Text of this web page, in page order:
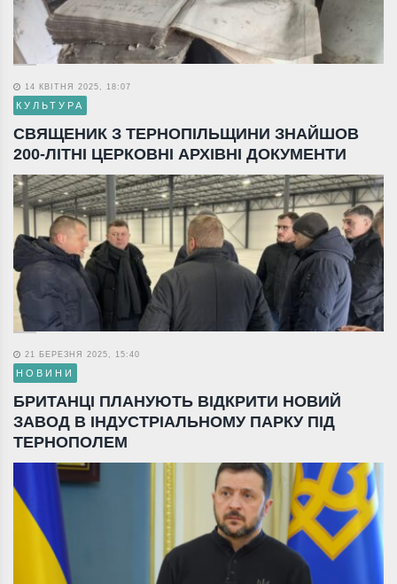
14 КВІТНЯ 2025, 18:07
КУЛЬТУРА
СВЯЩЕНИК З ТЕРНОПІЛЬЩИНИ ЗНАЙШОВ
200-ЛІТНІ ЦЕРКОВНІ АРХІВНІ ДОКУМЕНТИ
21 БЕРЕЗНЯ 2025, 15:40
НОВИНИ
БРИТАНЦІ ПЛАНУЮТЬ ВІДКРИТИ НОВИЙ
ЗАВОД В ІНДУСТРІАЛЬНОМУ ПАРКУ ПІД
ТЕРНОПОЛЕМ